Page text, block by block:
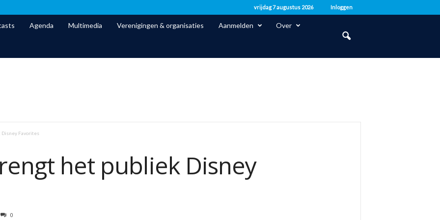
vrijdag 7 augustus 2026 Inloggen
Agenda Multimedia Verenigingen & organisaties Aanmelden Over
Favorites
het publiek Disney
0